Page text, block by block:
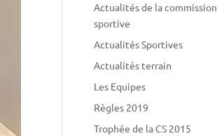
Actualités de la commission
sportive
Actualités Sportives
Actualités terrain
Les Equipes
Règles 2019
Trophée de la CS 2015